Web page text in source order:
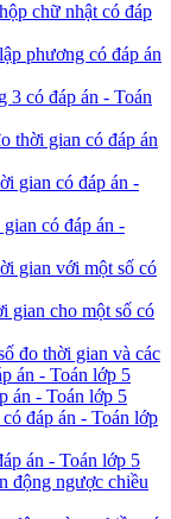
chữ nhật có đáp
phương có đáp án
3 có đáp án - Toán
thời gian có đáp án
gian có đáp án -
có đáp án -
gian với một số có
gian cho một số có
đo thời gian và các
án - Toán lớp 5
án - Toán lớp 5
đáp án - Toán lớp
án - Toán lớp 5
động ngược chiều